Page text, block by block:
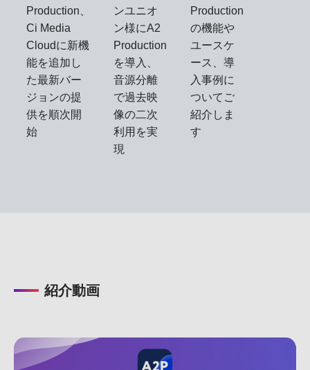
Production、
Ci Media
Cloudに新機
能を追加し
た最新バー
ジョンの提
供を順次開
始
ンユニオ
ン様にA2
Production
を導入、
音源分離
で過去映
像の二次
利用を実
現
Production
の機能や
ユースケ
ース、導
入事例に
ついてご
紹介しま
す
紹介動画